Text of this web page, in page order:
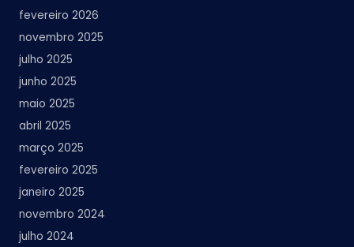
fevereiro 2026
novembro 2025
julho 2025
junho 2025
maio 2025
abril 2025
março 2025
fevereiro 2025
janeiro 2025
novembro 2024
julho 2024